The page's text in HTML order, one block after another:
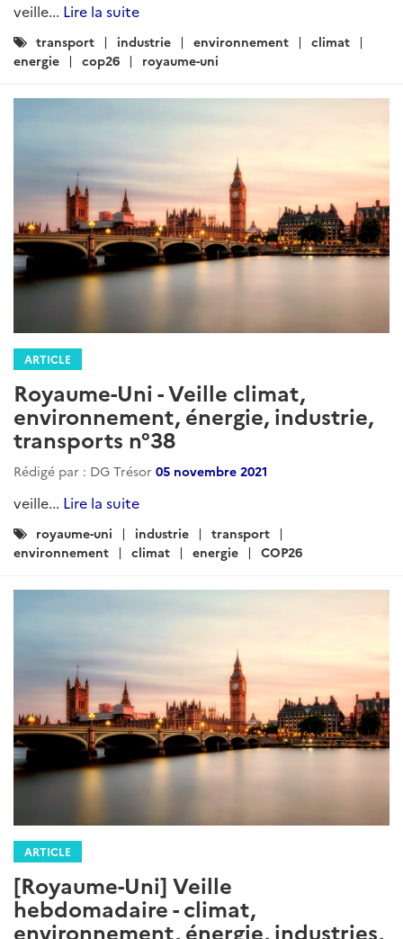
veille... Lire la suite
Catégories
:
transport industrie environnement
climat
energie
cop26 royaume-uni
ARTICLE
Royaume-Uni - Veille climat,
environnement, énergie, industrie,
transports n°38
Rédigé par : DG Trésor 05 novembre 2021
veille... Lire la suite
Catégories
:
royaume-uni industrie
transport
environnement
climat energie COP26
ARTICLE
[Royaume-Uni] Veille
hebdomadaire - climat,
environnement, énergie, industries,